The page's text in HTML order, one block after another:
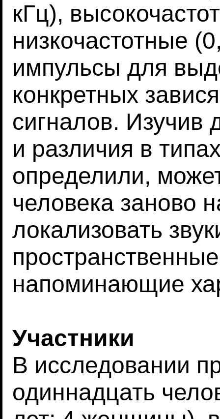
кГц),
низкочастотные
импульсы для
конкретных
сигналов. Изучив
и различия в
определили,
человека заново
локализовать
напоминающие
Участники
В исследовании
одиннадцать